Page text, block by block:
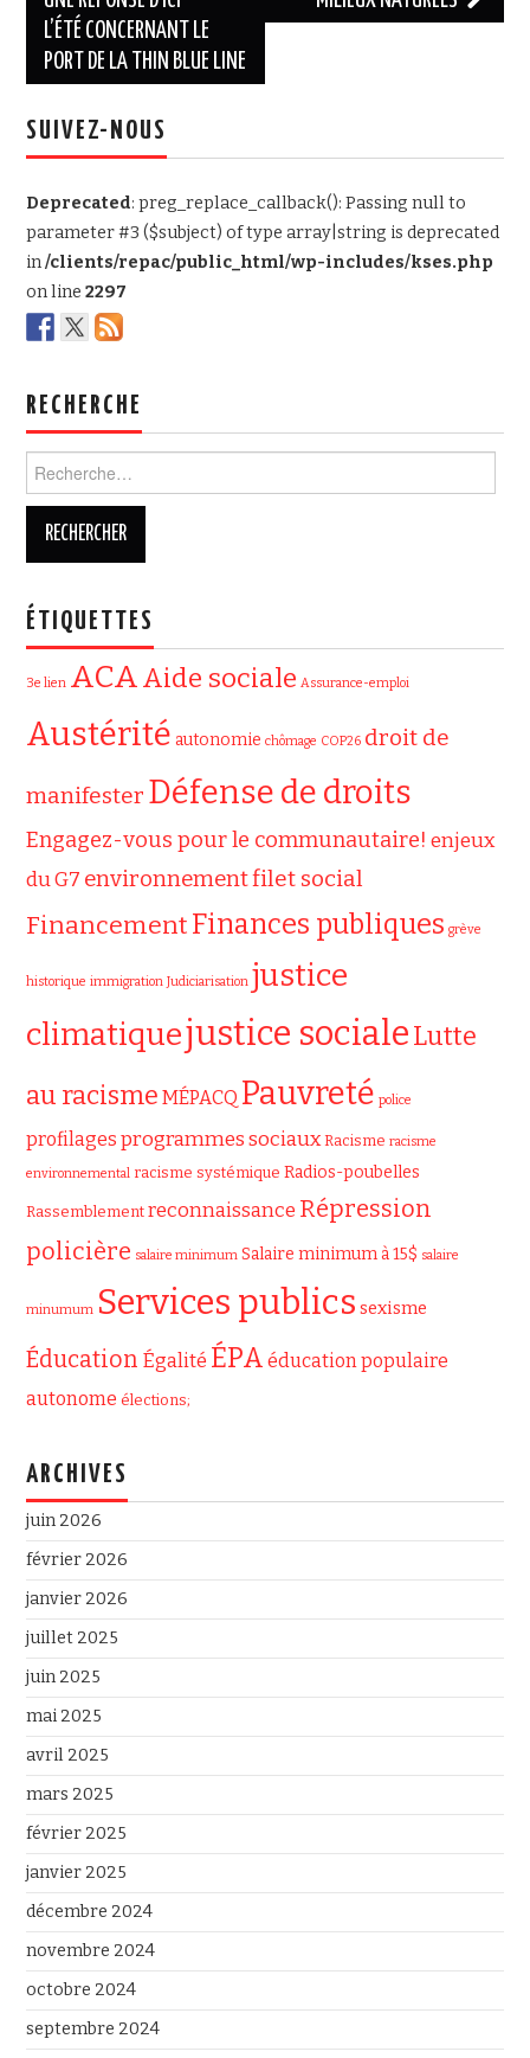
articles
L’ÉTÉ CONCERNANT LE
PORT DE LA THIN BLUE LINE
SUIVEZ-NOUS
Deprecated: preg_replace_callback(): Passing null to
parameter #3 ($subject) of type array|string is deprecated
in/clients/repac/public_html/wp-includes/kses.php
on line2297
RECHERCHE
ÉTIQUETTES
3e lien ACAAide sociale Assurance-emploi
Austérité autonomie chômage COP26 droit de
manifester Défense de droits
Engagez-vous pour le communautaire! enjeux
du G7 environnementfilet social
FinancementFinances publiques grève
historique immigration Judiciarisation justice
climatiquejustice socialeLutte
au racisme MÉPACQ Pauvreté police
profilages programmes sociaux Racisme racisme
environnemental racisme systémique Radios-poubelles
Rassemblement reconnaissance Répression
policière salaire minimum Salaire minimum à 15$ salaire
minumum Services publics sexisme
Éducation Égalité ÉPA éducation populaire
autonome élections;
ARCHIVES
juin 2026
février 2026
janvier 2026
juillet 2025
juin 2025
mai 2025
avril 2025
mars 2025
février 2025
janvier 2025
décembre 2024
novembre 2024
octobre 2024
septembre 2024